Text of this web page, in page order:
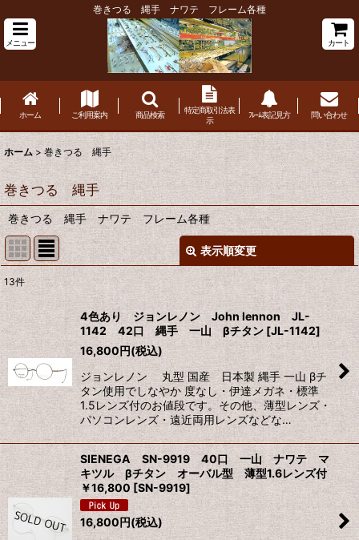
巻きつる 縄手 ナワテ フレーム各種
メニュー カート
ホーム ご利用案内 商品検索
特定商取引法表
示
ﾌﾚｰﾑ表記見方 問い合わせ
ホーム > 巻きつる 縄手
巻きつる 縄手
巻きつる 縄手 ナワテ フレーム各種
表示順変更
表示数
並び順:
絞り込む
13件
4色あり ジョンレノン John lennon JL-
1142 42口 縄手 一山 βチタン [JL-1142]
16,800円(税込)
ジョンレノン 丸型 国産 日本製 縄手 一山 βチ
タン使用でしなやか 度なし・伊達メガネ・標準
1.5レンズ付のお値段です。その他、薄型レンズ・
パソコンレンズ・遠近両用レンズなどな…
SIENEGA SN-9919 40口 一山 ナワテ マ
キツル βチタン オーバル型 薄型1.6レンズ付
￥16,800 [SN-9919]
16,800円(税込)